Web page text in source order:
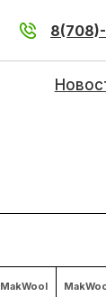
MakWool